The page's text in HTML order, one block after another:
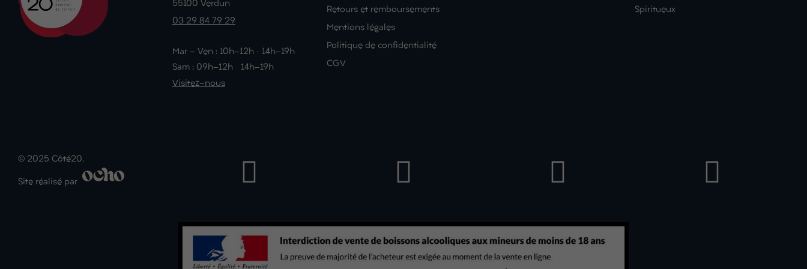
55100 Verdun
03 29 84 79 29
Mar - Ven : 10h-12h · 14h-19h
Sam : 09h-12h · 14h-19h
Visitez-nous
Retours et remboursements
Mentions légales
Politique de confidentialité
CGV
Spiritueux
© 2025 Côté20.
Site réalisé par